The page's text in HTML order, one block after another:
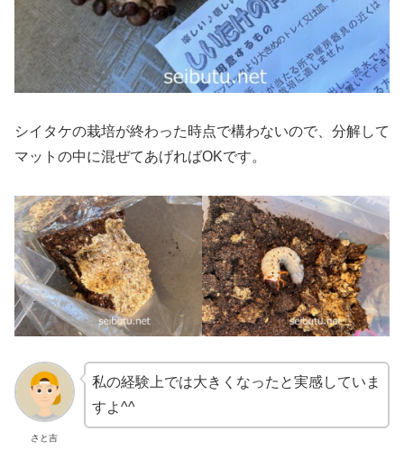
シイタケの栽培が終わった時点で構わないので、分解して
マットの中に混ぜてあげればOKです。
さと吉
私の経験上では大きくなったと実感していま
すよ^^